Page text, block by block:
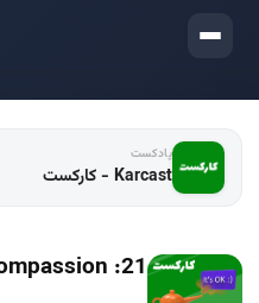
ورود
پادکست
Karcast - کارکست
21: Self-compassion - سخت نگیر!